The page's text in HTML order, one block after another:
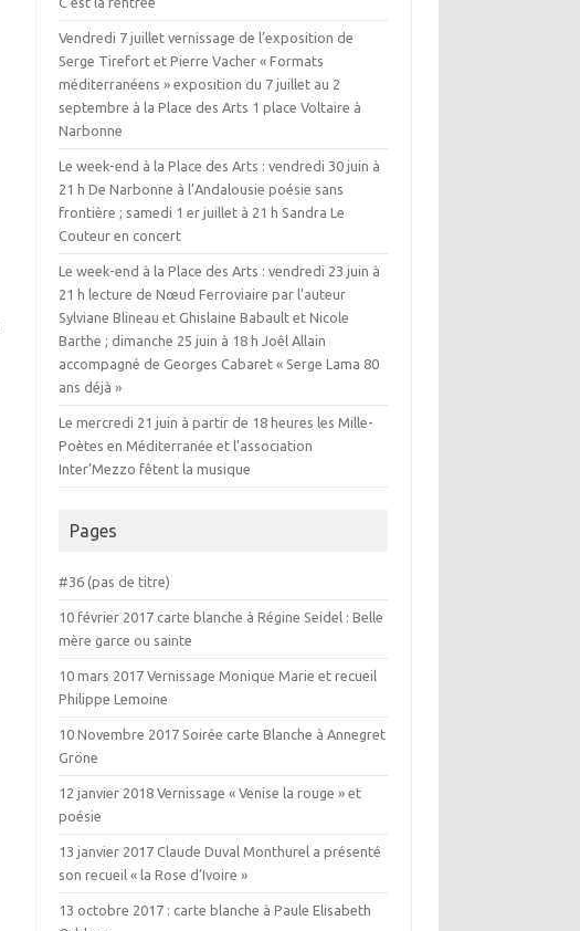
Vendredi 7 juillet vernissage de l’exposition de
Serge Tirefort et Pierre Vacher « Formats
méditerranéens » exposition du 7 juillet au 2
septembre à la Place des Arts 1 place Voltaire à
Narbonne
Le week-end à la Place des Arts : vendredi 30 juin à
21 h De Narbonne à l’Andalousie poésie sans
frontière ; samedi 1 er juillet à 21 h Sandra Le
Couteur en concert
Le week-end à la Place des Arts : vendredi 23 juin à
21 h lecture de Nœud Ferroviaire par l’auteur
Sylviane Blineau et Ghislaine Babault et Nicole
Barthe ; dimanche 25 juin à 18 h Joêl Allain
accompagné de Georges Cabaret « Serge Lama 80
ans déjà »
Le mercredi 21 juin à partir de 18 heures les Mille-
Poètes en Méditerranée et l’association
Inter’Mezzo fêtent la musique
Pages
#36 (pas de titre)
10 février 2017 carte blanche à Régine Seidel : Belle
mère garce ou sainte
10 mars 2017 Vernissage Monique Marie et recueil
Philippe Lemoine
10 Novembre 2017 Soirée carte Blanche à Annegret
Gröne
12 janvier 2018 Vernissage « Venise la rouge » et
poésie
13 janvier 2017 Claude Duval Monthurel a présenté
son recueil « la Rose d’Ivoire »
13 octobre 2017 : carte blanche à Paule Elisabeth